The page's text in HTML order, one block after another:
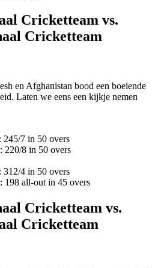
Cricketteam vs.
Cricketteam
en Afghanistan bood een boeiende
Laten we eens een kijkje nemen
245/7 in 50 overs
220/8 in 50 overs
312/4 in 50 overs
198 all-out in 45 overs
Cricketteam vs.
Cricketteam